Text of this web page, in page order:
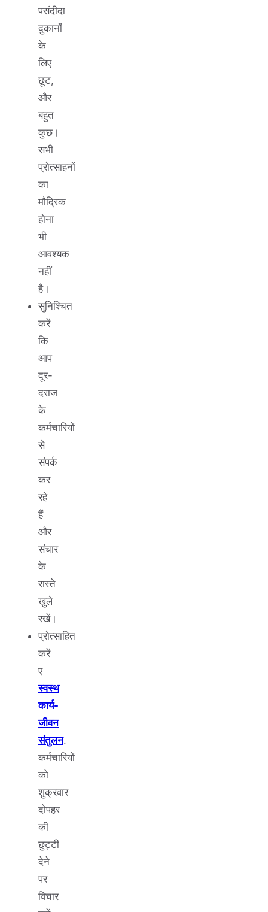
पसंदीदा
दुकानों
के
लिए
छूट,
और
बहुत
कुछ।
सभी
प्रोत्साहनों
का
मौद्रिक
होना
भी
आवश्यक
नहीं
है।
सुनिश्चित
करें
कि
आप
दूर-
दराज
के
कर्मचारियों
से
संपर्क
कर
रहे
हैं
और
संचार
के
रास्ते
खुले
रखें।
प्रोत्साहित
करें
ए
स्वस्थ
कार्य-
जीवन
संतुलन.
कर्मचारियों
को
शुक्रवार
दोपहर
की
छुट्टी
देने
पर
विचार